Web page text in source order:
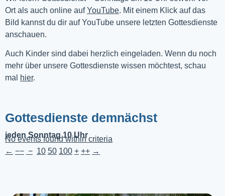
Ort als auch online auf YouTube. Mit einem Klick auf das
Bild kannst du dir auf YouTube unsere letzten Gottesdienste
anschauen.
Auch Kinder sind dabei herzlich eingeladen. Wenn du noch
mehr über unsere Gottesdienste wissen möchtest, schau
mal
hier.
Gottesdienste demnächst
jeden Sonntag 10 Uhr
No events found within criteria
← −− − 10 50 100 + ++ →